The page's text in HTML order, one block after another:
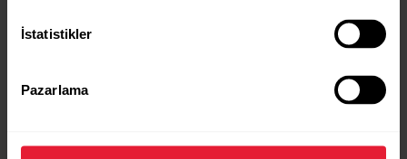
İstatistikler
Pazarlama
₺16.449,93
₺23.499,90
Red Beat -20%